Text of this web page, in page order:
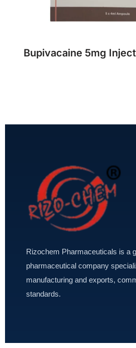
Bupivacaine 5mg
Rizochem Pharmaceuticals is a
pharmaceutical company
manufacturing and exports,
standards.